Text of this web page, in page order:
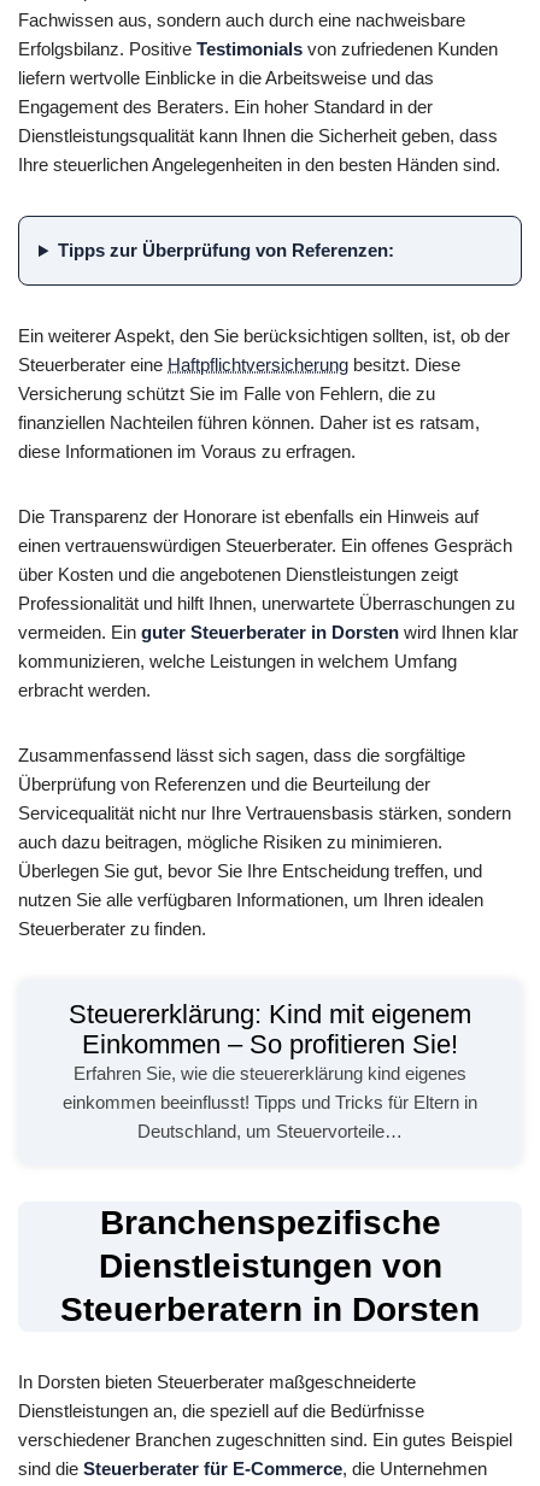
Fachwissen aus, sondern auch durch eine nachweisbare
Erfolgsbilanz. Positive Testimonials von zufriedenen Kunden
liefern wertvolle Einblicke in die Arbeitsweise und das
Engagement des Beraters. Ein hoher Standard in der
Dienstleistungsqualität kann Ihnen die Sicherheit geben, dass
Ihre steuerlichen Angelegenheiten in den besten Händen sind.
Tipps zur Überprüfung von Referenzen:
Ein weiterer Aspekt, den Sie berücksichtigen sollten, ist, ob der
Steuerberater eine Haftpflichtversicherung besitzt. Diese
Versicherung schützt Sie im Falle von Fehlern, die zu
finanziellen Nachteilen führen können. Daher ist es ratsam,
diese Informationen im Voraus zu erfragen.
Die Transparenz der Honorare ist ebenfalls ein Hinweis auf
einen vertrauenswürdigen Steuerberater. Ein offenes Gespräch
über Kosten und die angebotenen Dienstleistungen zeigt
Professionalität und hilft Ihnen, unerwartete Überraschungen zu
vermeiden. Ein guter Steuerberater in Dorsten wird Ihnen klar
kommunizieren, welche Leistungen in welchem Umfang
erbracht werden.
Zusammenfassend lässt sich sagen, dass die sorgfältige
Überprüfung von Referenzen und die Beurteilung der
Servicequalität nicht nur Ihre Vertrauensbasis stärken, sondern
auch dazu beitragen, mögliche Risiken zu minimieren.
Überlegen Sie gut, bevor Sie Ihre Entscheidung treffen, und
nutzen Sie alle verfügbaren Informationen, um Ihren idealen
Steuerberater zu finden.
Steuererklärung: Kind mit eigenem
Einkommen – So profitieren Sie!
Erfahren Sie, wie die steuererklärung kind eigenes
einkommen beeinflusst! Tipps und Tricks für Eltern in
Deutschland, um Steuervorteile…
Branchenspezifische
Dienstleistungen von
Steuerberatern in Dorsten
In Dorsten bieten Steuerberater maßgeschneiderte
Dienstleistungen an, die speziell auf die Bedürfnisse
verschiedener Branchen zugeschnitten sind. Ein gutes Beispiel
sind die Steuerberater für E-Commerce, die Unternehmen